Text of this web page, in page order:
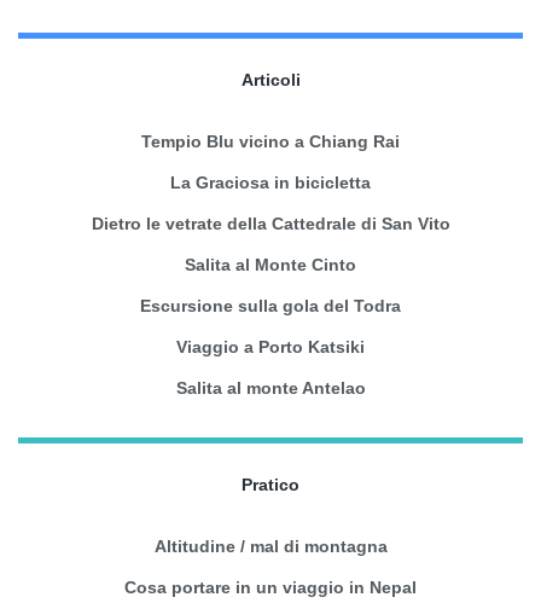
Articoli
Tempio Blu vicino a Chiang Rai
La Graciosa in bicicletta
Dietro le vetrate della Cattedrale di San Vito
Salita al Monte Cinto
Escursione sulla gola del Todra
Viaggio a Porto Katsiki
Salita al monte Antelao
Pratico
Altitudine / mal di montagna
Cosa portare in un viaggio in Nepal